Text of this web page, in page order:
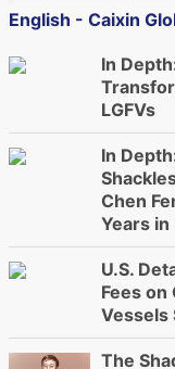
English - Caixin
In
LGFVs
In
Chen
Years in
U.S.
Fees on
Vessels
The